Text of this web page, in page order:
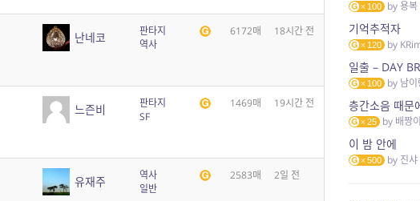
난네코
판타지
역사
6172매 18시간 전
느즌비
판타지
SF
1469매 19시간 전
유재주
역사
일반
2583매 2일 전
100 by용복
기억추적자
120 by
일출 – DAY
100 by 남이
층간소음 때문
25 by 배짱이
이 밤 안에
500 by 진샤